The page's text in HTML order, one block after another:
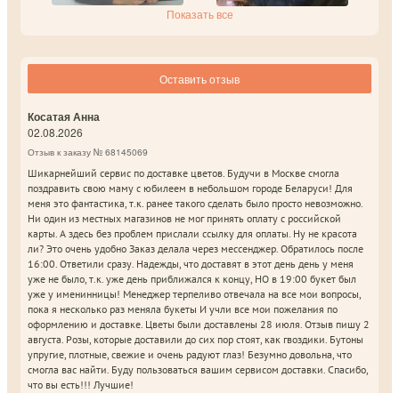
Показать все
Оставить отзыв
Косатая Анна
02.08.2026
Отзыв к заказу № 68145069
Шикарнейший сервис по доставке цветов. Будучи в Москве смогла
поздравить свою маму с юбилеем в небольшом городе Беларуси! Для
меня это фантастика, т.к. ранее такого сделать было просто невозможно.
Ни один из местных магазинов не мог принять оплату с российской
карты. А здесь без проблем прислали ссылку для оплаты. Ну не красота
ли? Это очень удобно Заказ делала через мессенджер. Обратилось после
16:00. Ответили сразу. Надежды, что доставят в этот день день у меня
уже не было, т.к. уже день приближался к концу, НО в 19:00 букет был
уже у именинницы! Менеджер терпеливо отвечала на все мои вопросы,
пока я несколько раз меняла букеты И учли все мои пожелания по
оформлению и доставке. Цветы были доставлены 28 июля. Отзыв пишу 2
августа. Розы, которые доставили до сих пор стоят, как гвоздики. Бутоны
упругие, плотные, свежие и очень радуют глаз! Безумно довольна, что
смогла вас найти. Буду пользоваться вашим сервисом доставки. Спасибо,
что вы есть!!! Лучшие!